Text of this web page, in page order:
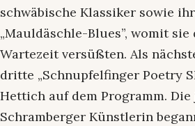
schwäbische Klassiker sowie
„Mauldäschle-Blues”, womit
Wartezeit versüßten. Als
dritte „Schnupfelfinger Poetry
Hettich auf dem Programm. Die
Schramberger Künstlerin